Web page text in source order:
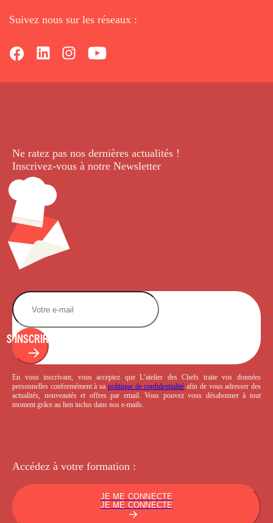
Suivez nous sur les réseaux :
Ne ratez pas nos dernières actualités !
Inscrivez-vous à notre Newsletter.
S'INSCRIRE
En vous inscrivant, vous acceptez que L’atelier des Chefs traite vos données
personnelles conformément à sa politique de confidentialité afin de vous adresser des
actualités, nouveautés et offres par email. Vous pouvez vous désabonner à tout
moment grâce au lien inclus dans nos e-mails.
Accédez à votre formation :
JE ME CONNECTE
JE ME CONNECTE